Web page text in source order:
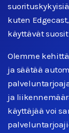
kuten
käyttävät
Olemme
ja säätää
ja
käyttäjää voi